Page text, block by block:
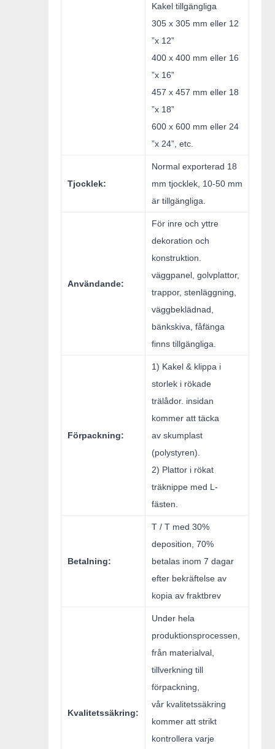
Kakel tillgängliga
305 x 305 mm eller 12
”x 12”
400 x 400 mm eller 16
”x 16”
457 x 457 mm eller 18
”x 18”
600 x 600 mm eller 24
”x 24”, etc.
Tjocklek:
Normal exporterad 18
mm tjocklek, 10-50 mm
är tillgängliga.
Användande:
För inre och yttre
dekoration och
konstruktion.
väggpanel, golvplattor,
trappor, stenläggning,
väggbeklädnad,
bänkskiva, fåfänga
finns tillgängliga.
Förpackning:
1) Kakel & klippa i
storlek i rökade
trälådor. insidan
kommer att täcka
av skumplast
(polystyren).
2) Plattor i rökat
träknippe med L-
fästen.
Betalning:
T / T med 30%
deposition, 70%
betalas inom 7 dagar
efter bekräftelse av
kopia av fraktbrev
Kvalitetssäkring:
Under hela
produktionsprocessen,
från materialval,
tillverkning till
förpackning,
vår kvalitetssäkring
kommer att strikt
kontrollera varje